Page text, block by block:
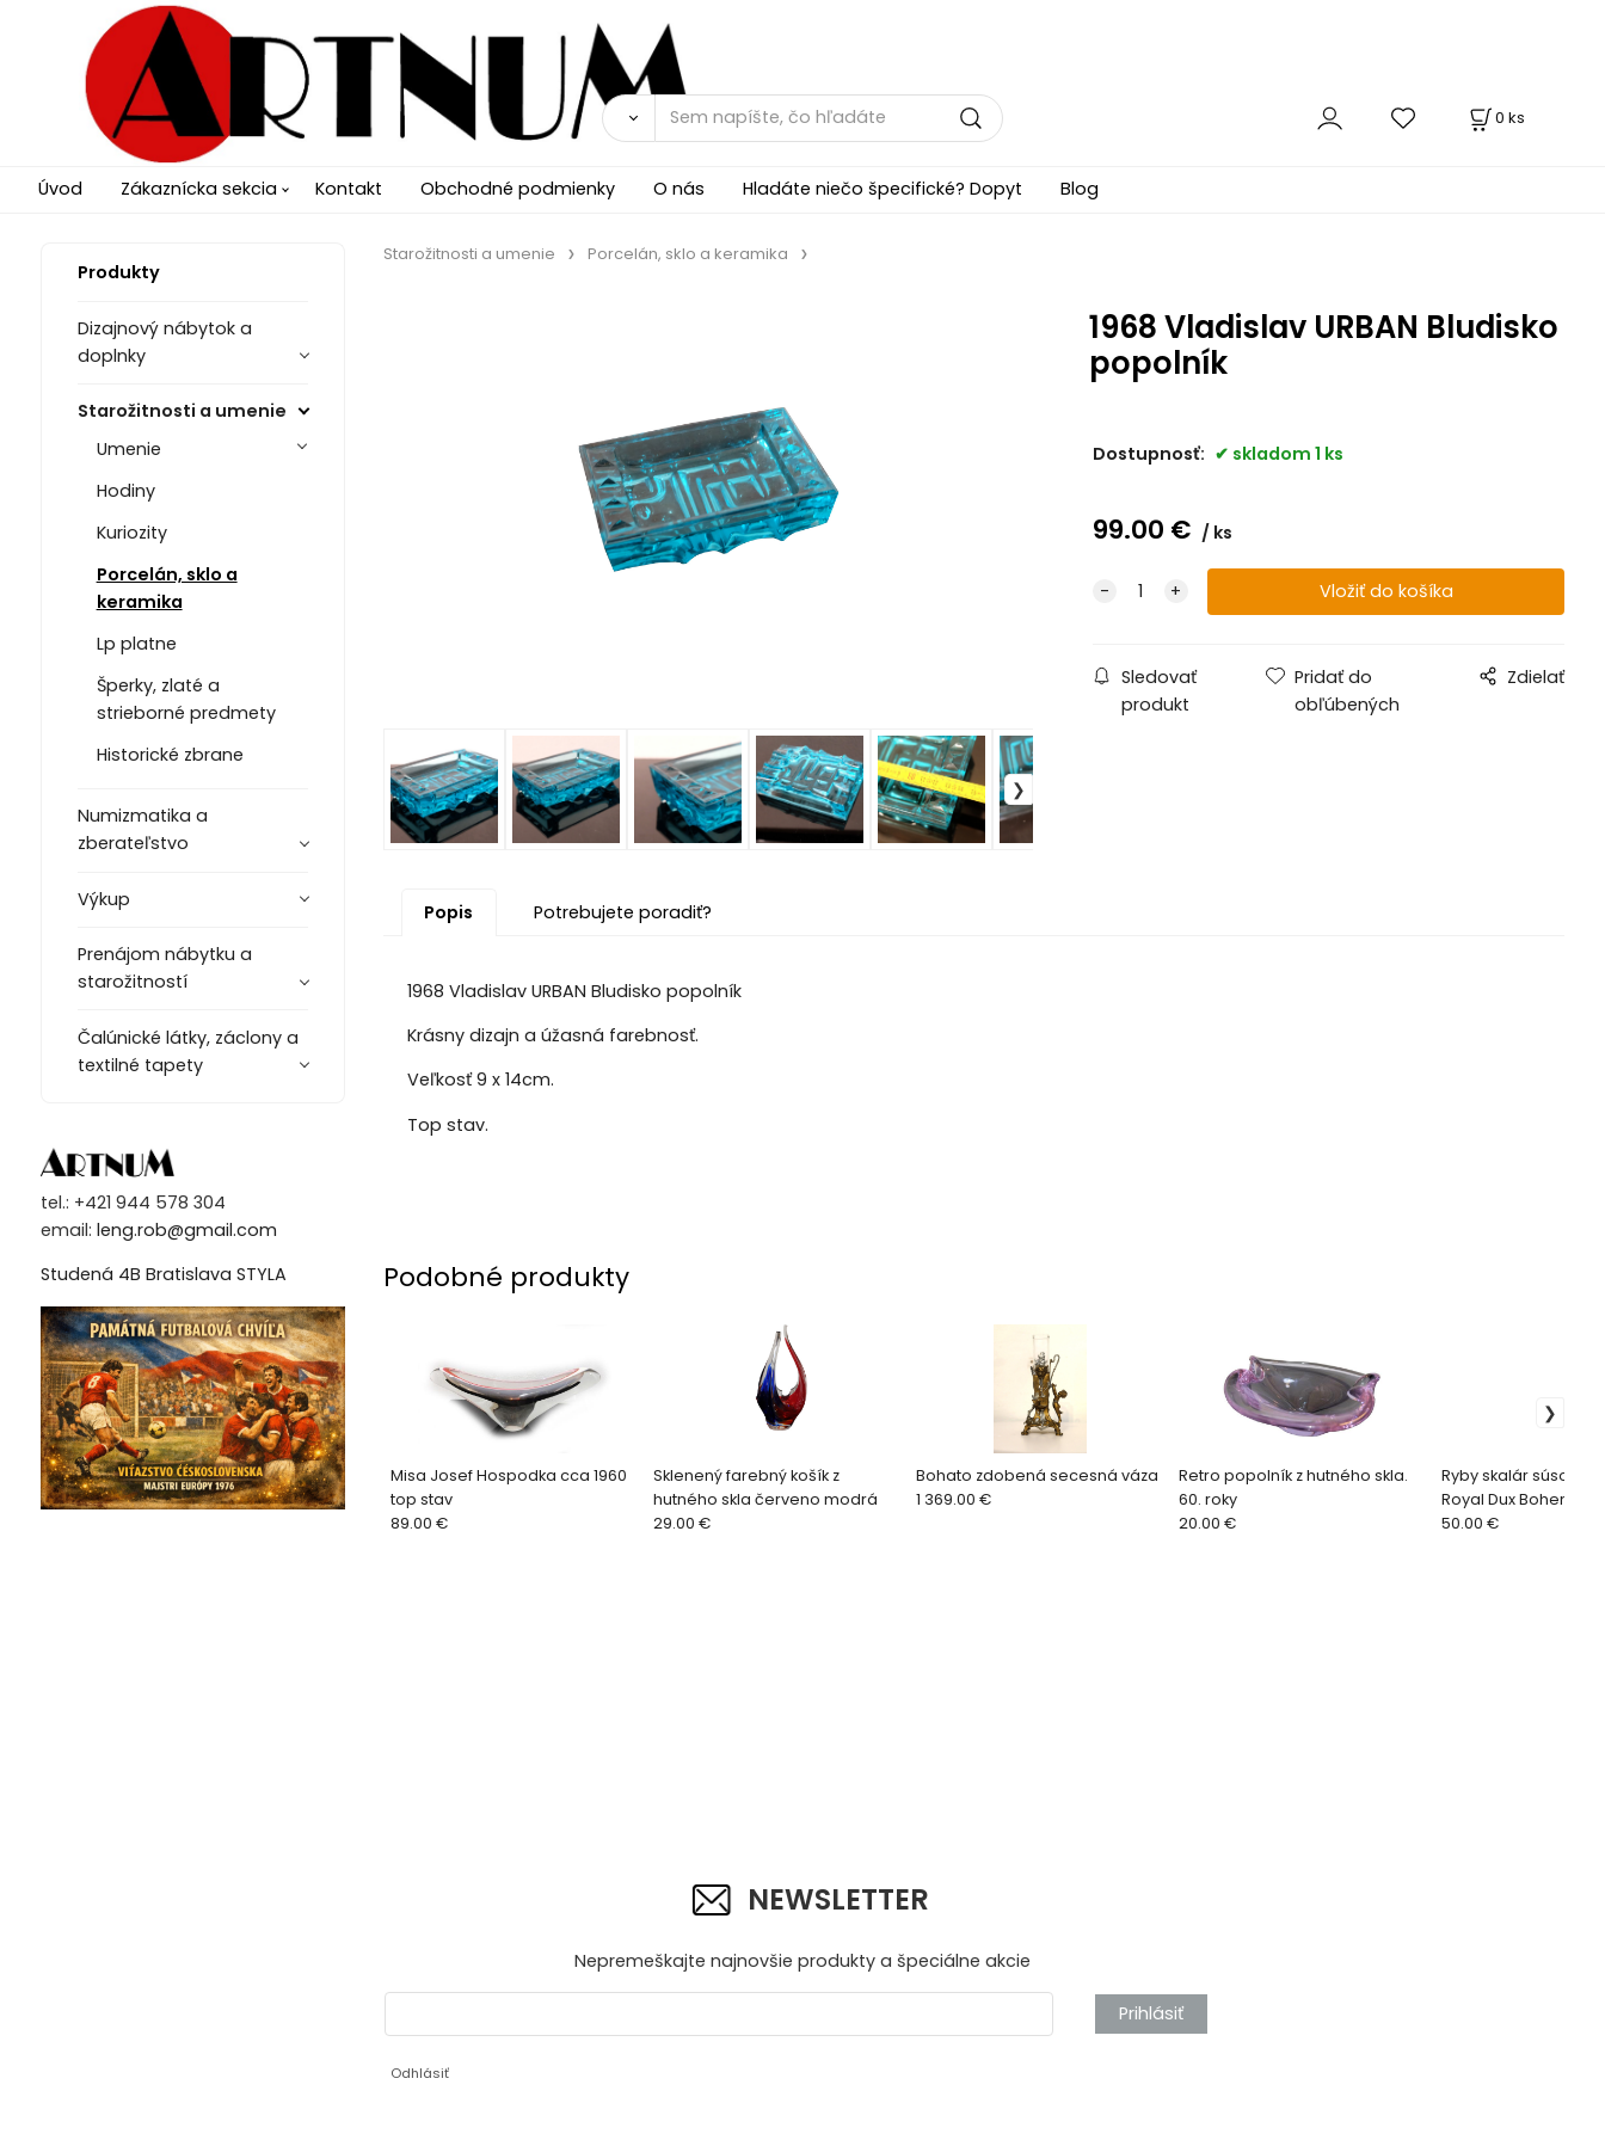
0 ks
Úvod Zákaznícka sekcia Kontakt Obchodné podmienky O nás Hladáte niečo špecifické? Dopyt Blog
Produkty
Dizajnový nábytok a
doplnky
Starožitnosti a umenie
Umenie
Hodiny
Kuriozity
Porcelán, sklo a
keramika
Lp platne
Šperky, zlaté a
strieborné predmety
Historické zbrane
Numizmatika a
zberateľstvo
Výkup
Prenájom nábytku a
starožitností
Čalúnické látky, záclony a
textilné tapety
tel.: +421 944 578 304
email: leng.rob@gmail.com
Studená 4B Bratislava STYLA
Starožitnosti a umenie Porcelán, sklo a keramika
1968 Vladislav URBAN Bludisko
popolník
Dostupnosť: skladom 1 ks
99.00 € ks
Sledovať
produkt
Pridať do
obľúbených
Zdielať
Popis Potrebujete poradiť?
1968 Vladislav URBAN Bludisko popolník
Krásny dizajn a úžasná farebnosť.
Veľkosť 9 x 14cm.
Top stav.
Podobné produkty
Misa Josef Hospodka cca 1960
top stav
89.00 €
Sklenený farebný košík z
hutného skla červeno modrá
29.00 €
Bohato zdobená secesná váza
1 369.00 €
Retro popolník z hutného skla.
60. roky
20.00 €
Ryby skalár súsošie
Royal Dux Bohemia
50.00 €
NEWSLETTER
Nepremeškajte najnovšie produkty a špeciálne akcie
Prihlásiť
Odhlásiť